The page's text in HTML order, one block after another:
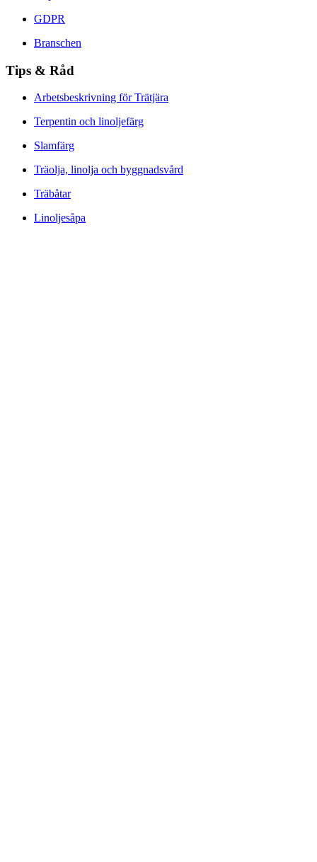
GDPR
Branschen
Tips & Råd
Arbetsbeskrivning för Trätjära
Terpentin och linoljefärg
Slamfärg
Träolja, linolja och byggnadsvård
Träbåtar
Linoljesåpa